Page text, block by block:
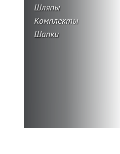
Шляпы
Комплекты
Шапки